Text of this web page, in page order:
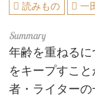
読みもの 一
年齢を重ねる
をキープすこ
者・ライターの